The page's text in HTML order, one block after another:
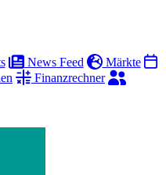
News Feed
Märkte
Finanzrechner